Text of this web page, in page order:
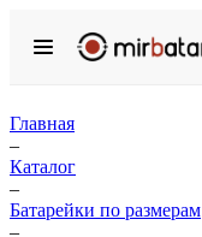
Главная
–
Каталог
–
Батарейки по размерам
–